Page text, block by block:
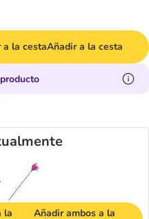
a la cestaAñadir a la cesta
la
Añadir ambos a la